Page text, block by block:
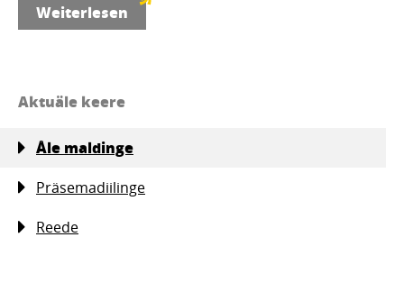
Weiterlesen
Aktuäle keere
Åle maldinge
Präsemadiilinge
Reede